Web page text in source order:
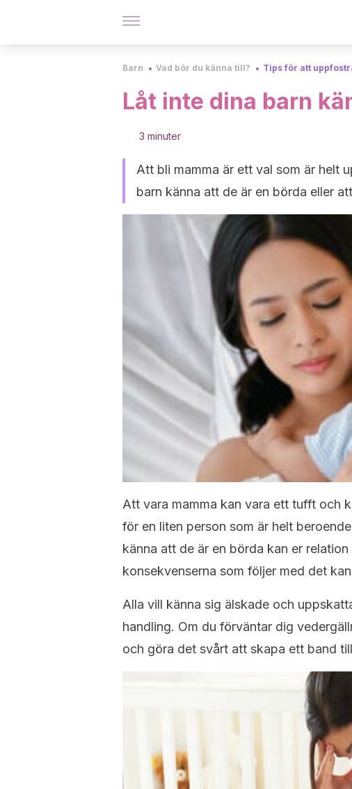
Barn Vad bör du känna till? Tips för att
Låt inte dina barn
3 minuter
Att bli mamma är ett val som är helt
barn känna att de är en börda eller
Att vara mamma kan vara ett tufft och
för en liten person som är helt
känna att de är en börda kan er
konsekvenserna som följer med det
Alla vill känna sig älskade och
handling. Om du förväntar dig
och göra det svårt att skapa ett band